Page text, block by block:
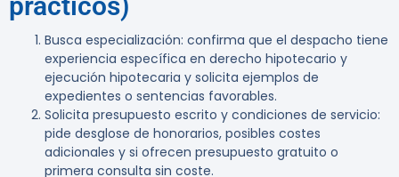
Busca especialización: confirma que el despacho tiene
experiencia específica en derecho hipotecario y
ejecución hipotecaria y solicita ejemplos de
expedientes o sentencias favorables.
Solicita presupuesto escrito y condiciones de servicio:
pide desglose de honorarios, posibles costes
adicionales y si ofrecen presupuesto gratuito o
primera consulta sin coste.